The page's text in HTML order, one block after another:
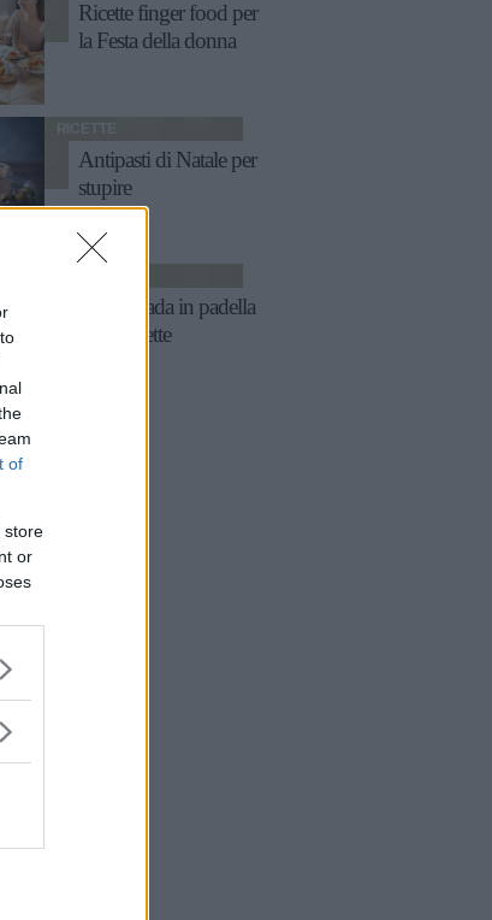
of
store
or
Ricette finger food per
la Festa della donna
RICETTE
Antipasti di Natale per
stupire
Pesce spada in padella
in 10 ricette